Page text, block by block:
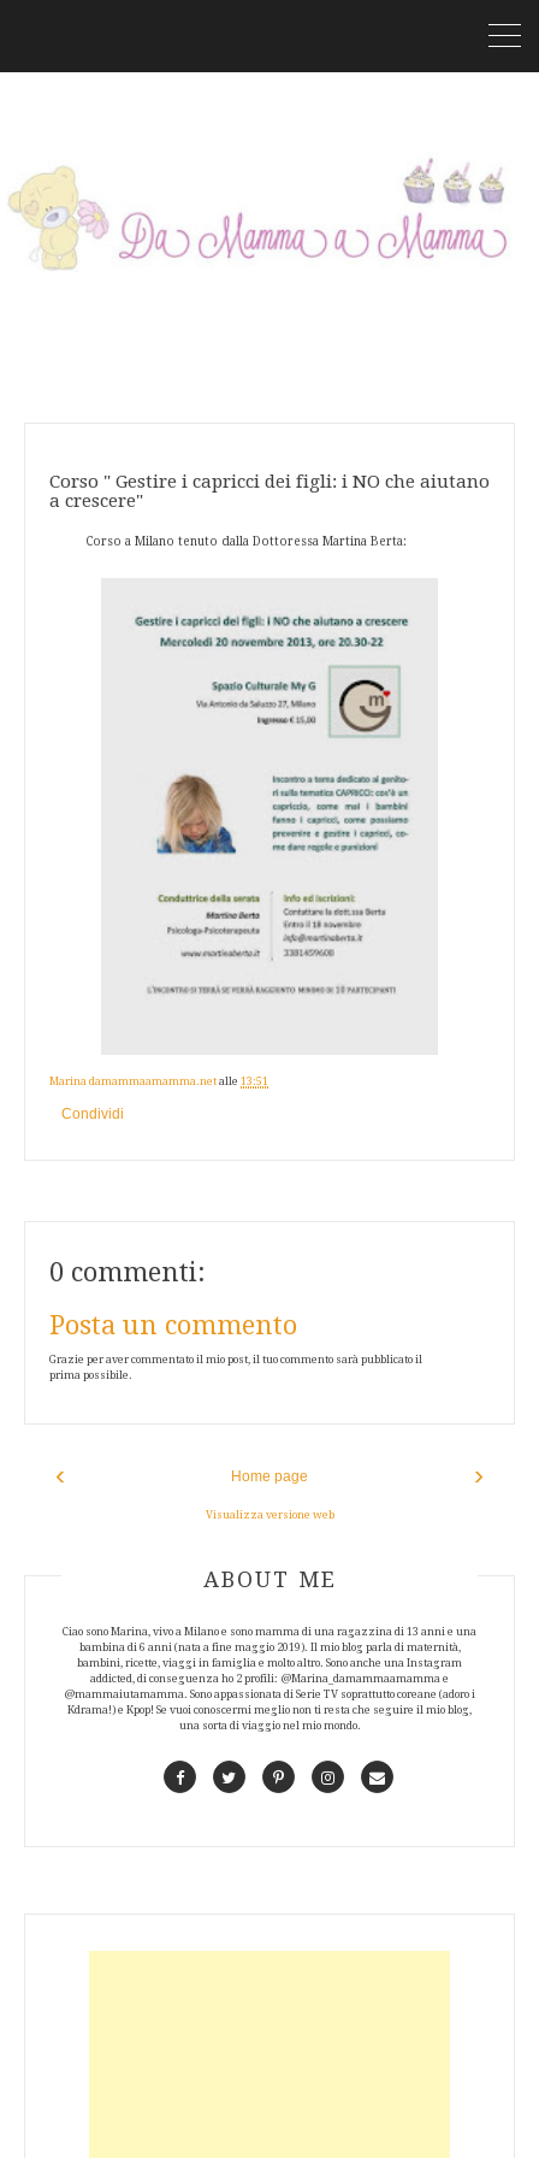
Corso " Gestire i capricci dei figli: i NO che aiutano
a crescere"
Corso a Milano tenuto dalla Dottoressa Martina Berta:
Marina damammaamamma.net alle 13:51
Condividi
0 commenti:
Posta un commento
Grazie per aver commentato il mio post, il tuo commento sarà pubblicato il
prima possibile.
‹ ›
Home page
Visualizza versione web
ABOUT AUTHOR
ABOUT ME
Ciao sono Marina, vivo a Milano e sono mamma di una ragazzina di 13 anni e una
bambina di 6 anni (nata a fine maggio 2019). Il mio blog parla di maternità,
bambini, ricette, viaggi in famiglia e molto altro. Sono anche una Instagram
addicted, di conseguenza ho 2 profili: @Marina_damammaamamma e
@mammaiutamamma. Sono appassionata di Serie TV soprattutto coreane (adoro i
Kdrama!) e Kpop! Se vuoi conoscermi meglio non ti resta che seguire il mio blog,
una sorta di viaggio nel mio mondo.
FacebookTwitterPinterestInstagramContact